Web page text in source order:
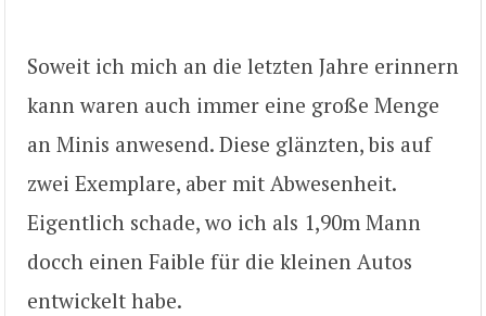
Soweit ich mich an die letzten Jahre erinnern
kann waren auch immer eine große Menge
an Minis anwesend. Diese glänzten, bis auf
zwei Exemplare, aber mit Abwesenheit.
Eigentlich schade, wo ich als 1,90m Mann
docch einen Faible für die kleinen Autos
entwickelt habe.